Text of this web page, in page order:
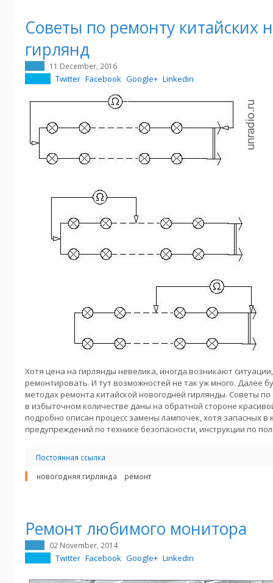
Советы по ремонту китайских
гирлянд
11 December, 2016
Twitter Facebook Google+ Linkedin
Хотя цена на гирлянды невелика, иногда возникают
ремонтировать. И тут возможностей не так уж много. Далее
методах ремонта китайской новогодней гирлянды. Советы
в избыточном количестве даны на обратной стороне
подробно описан процесс замены лампочек, хотя запасных в
предупреждений по технике безопасности, инструкции по
Постоянная ссылка
новогодняя гирлянда
ремонт
Ремонт любимого монитора
02 November, 2014
Twitter Facebook Google+ Linkedin